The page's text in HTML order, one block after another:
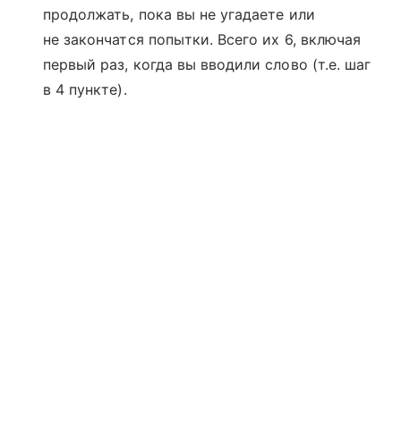
продолжать, пока вы не угадаете или
не закончатся попытки. Всего их 6, включая
первый раз, когда вы вводили слово (т.е. шаг
в 4 пункте).